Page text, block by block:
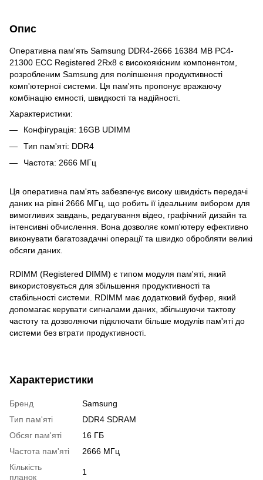
Опис
Оперативна пам'ять Samsung DDR4-2666 16384 MB PC4-
21300 ECC Registered 2Rx8 є високоякісним компонентом,
розробленим Samsung для поліпшення продуктивності
комп'ютерної системи. Ця пам'ять пропонує вражаючу
комбінацію ємності, швидкості та надійності.
Характеристики:
Конфігурація: 16GB UDIMM
Тип пам'яті: DDR4
Частота: 2666 МГц
Ця оперативна пам'ять забезпечує високу швидкість передачі
даних на рівні 2666 МГц, що робить її ідеальним вибором для
вимогливих завдань, редагування відео, графічний дизайн та
інтенсивні обчислення. Вона дозволяє комп'ютеру ефективно
виконувати багатозадачні операції та швидко обробляти великі
обсяги даних.
RDIMM (Registered DIMM) є типом модуля пам'яті, який
використовується для збільшення продуктивності та
стабільності системи. RDIMM має додатковий буфер, який
допомагає керувати сигналами даних, збільшуючи тактову
частоту та дозволяючи підключати більше модулів пам'яті до
системи без втрати продуктивності.
Характеристики
Бренд
Samsung
Тип пам'яті
DDR4 SDRAM
Обсяг пам'яті
16 ГБ
Частота пам'яті
2666 МГц
Кількість
планок
1